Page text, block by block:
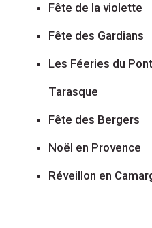
Fête de la violette
Fête des Gardians
Les Féeries du
Tarasque
Fête des Bergers
Noël en Provence
Réveillon en